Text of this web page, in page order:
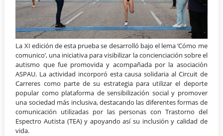
La XI edición de esta prueba se desarrolló bajo el lema ‘Cómo me
comunico’, una iniciativa para visibilizar la concienciación sobre el
autismo que fue promovida y acompañada por la asociación
ASPAU. La actividad incorporó esta causa solidaria al Circuit de
Carreres como parte de su estrategia para utilizar el deporte
popular como plataforma de sensibilización social y promover
una sociedad más inclusiva, destacando las diferentes formas de
comunicación utilizadas por las personas con Trastorno del
Espectro Autista (TEA) y apoyando así su inclusión y calidad de
vida.